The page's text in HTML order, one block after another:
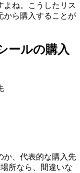
よね。こうしたリス
から購入することが
ールの購入
か、代表的な購入先
所なら、間違いな